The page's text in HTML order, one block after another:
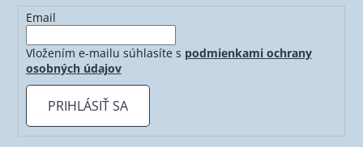
Email
Vložením e-mailu súhlasíte s podmienkami ochrany
osobných údajov
PRIHLÁSIŤ SA